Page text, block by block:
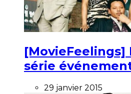
[MovieFeelings]
série
29 janvier 2015